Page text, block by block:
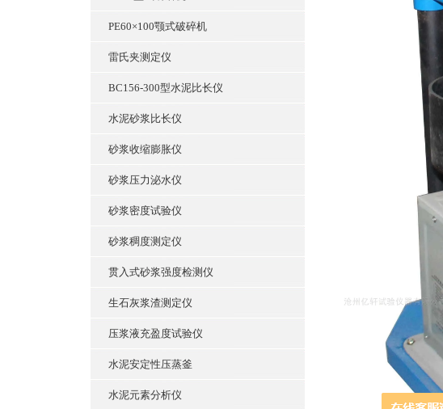
PE60×100颚式破碎机
雷氏夹测定仪
BC156-300型水泥比长仪
水泥砂浆比长仪
砂浆收缩膨胀仪
砂浆压力泌水仪
砂浆密度试验仪
砂浆稠度测定仪
贯入式砂浆强度检测仪
生石灰浆渣测定仪
压浆液充盈度试验仪
水泥安定性压蒸釜
水泥元素分析仪